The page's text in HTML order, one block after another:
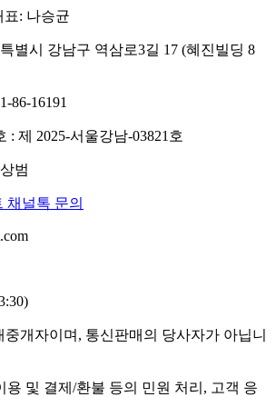
표: 나승균
별시 강남구 역삼로3길 17 (혜진빌딩 8
86-16191
: 제 2025-서울강남-03821호
범
채널톡 문의
개자이며, 통신판매의 당사자가 아닙니
용 및 결제/환불 등의 민원 처리, 고객 응